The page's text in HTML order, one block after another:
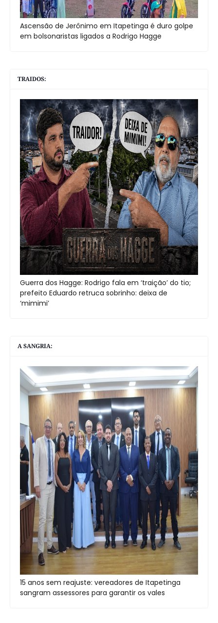
Ascensão de Jerônimo em Itapetinga é duro golpe
em bolsonaristas ligados a Rodrigo Hagge
TRAIDOS:
Guerra dos Hagge: Rodrigo fala em ‘traição’ do tio;
prefeito Eduardo retruca sobrinho: deixa de
‘mimimi’
A SANGRIA:
15 anos sem reajuste: vereadores de Itapetinga
sangram assessores para garantir os vales